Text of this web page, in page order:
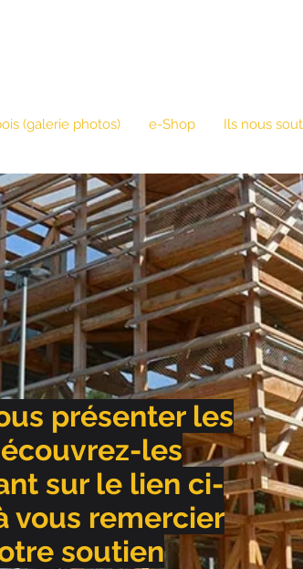
(galerie photos) e-Shop Ils nous
présenter les
les
sur le lien ci-
vous remercier
soutien